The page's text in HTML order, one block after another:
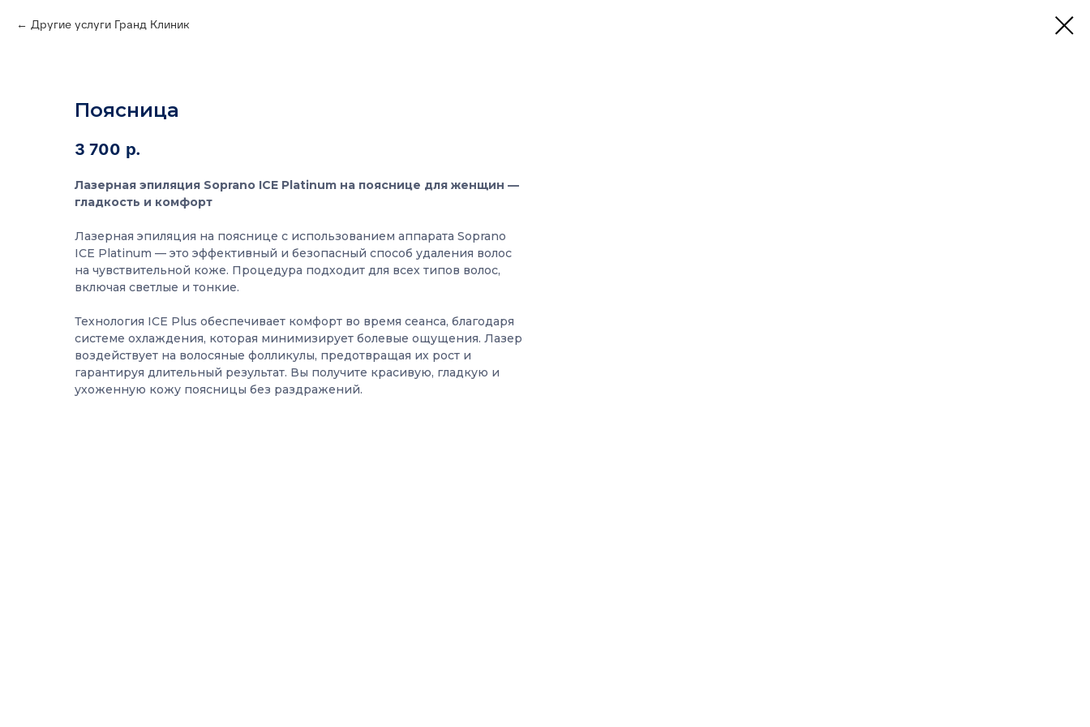
Другие услуги Гранд Клиник
Поясница
3 700 р.
Лазерная эпиляция Soprano ICE Platinum на пояснице для женщин —
гладкость и комфорт
Лазерная эпиляция на пояснице с использованием аппарата Soprano
ICE Platinum — это эффективный и безопасный способ удаления волос
на чувствительной коже. Процедура подходит для всех типов волос,
включая светлые и тонкие.
Технология ICE Plus обеспечивает комфорт во время сеанса, благодаря
системе охлаждения, которая минимизирует болевые ощущения. Лазер
воздействует на волосяные фолликулы, предотвращая их рост и
гарантируя длительный результат. Вы получите красивую, гладкую и
ухоженную кожу поясницы без раздражений.